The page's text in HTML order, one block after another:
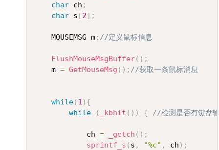
char ch ;
char s [2] ;
	MOUSEMSG m
; //定义鼠标信息
FlushMouseMsgBuffer( ) ;
	m
= GetMouseMsg ( ) ; //获取一条鼠标消息
while( 1 ) {
while
( _kbhit ( ) ) { //检测是否有键盘
			ch
= _getch ( ) ;
sprintf_s ( s , "%c" , ch ) ;